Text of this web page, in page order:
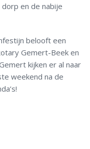
en de nabije
belooft een
Gemert-Beek en
kijken er al naar
weekend na de